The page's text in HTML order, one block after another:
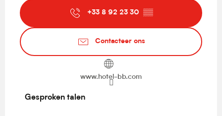
+33 8 92 23 30 ▒▒
Contacteer ons
www.hotel-bb.com
Gesproken talen
Gesproken talen